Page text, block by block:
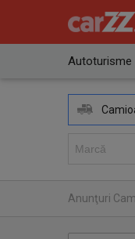
Autoturisme
Anunţuri